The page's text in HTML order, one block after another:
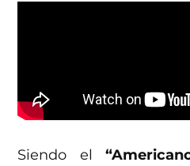
Siendo el